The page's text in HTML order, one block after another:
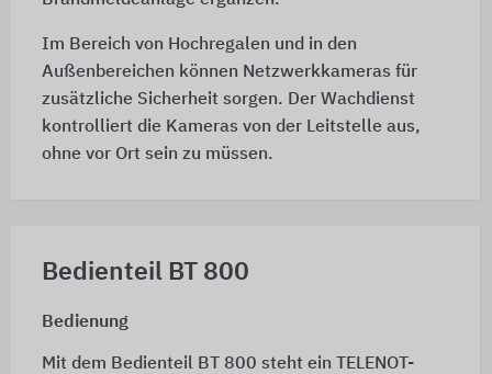
Im Bereich von Hochregalen und in den
Außenbereichen können Netzwerkkameras für
zusätzliche Sicherheit sorgen. Der Wachdienst
kontrolliert die Kameras von der Leitstelle aus,
ohne vor Ort sein zu müssen.
Bedienteil BT 800
Bedienung
Mit dem Bedienteil BT 800 steht ein TELENOT-